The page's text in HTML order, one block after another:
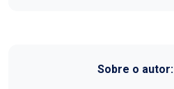
Sobre o autor: